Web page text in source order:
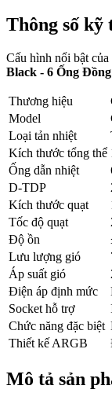
Thông số kỹ
Cấu hình nổi bật của
Black - 6 Ống
Thương hiệu
Model
Loại tản nhiệt
Kích thước tổng thể
Ống dẫn nhiệt
D-TDP
Kích thước quạt
Tốc độ quạt
Độ ồn
Lưu lượng gió
Áp suất gió
Điện áp định mức
Socket hỗ trợ
Chức năng đặc biệt
Thiết kế ARGB
Mô tả sản